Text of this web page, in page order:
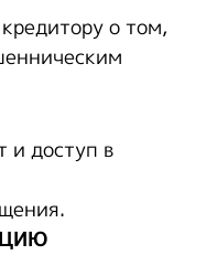
о том,
и доступ в